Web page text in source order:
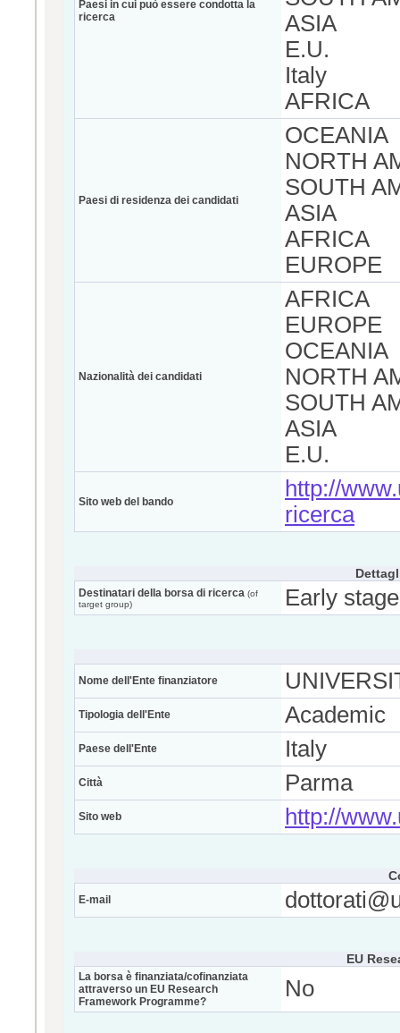
Paesi in cui può essere condotta la
ricerca
ASIA
E.U.
Italy
AFRICA
Paesi di residenza dei candidati
OCEANIA
NORTH
SOUTH
ASIA
AFRICA
EUROPE
Nazionalità dei candidati
AFRICA
EUROPE
OCEANIA
NORTH
SOUTH
ASIA
E.U.
Sito web del bando
http://
ricerca
Destinatari della borsa di ricerca (of
target group)
Early
Nome dell'Ente finanziatore
Tipologia dell'Ente Academic
Paese dell'Ente Italy
Città Parma
Sito web http://
E-mail
EU
La borsa è finanziata/cofinanziata
attraverso un EU Research
Framework Programme?
No